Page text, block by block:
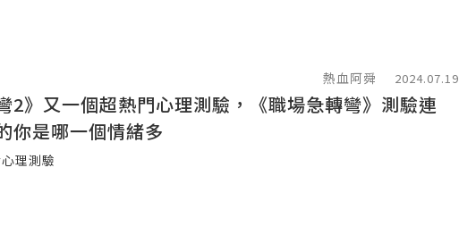
熱血阿舜 2024.07.19
2》又一個超熱門心理測驗，《職場急轉彎》測驗連
你是哪一個情緒多
理測驗